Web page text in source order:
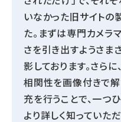
いなかった旧サイト
た。まずは専門カメラ
さを引き出すようさま
影しております。さら
相関性を画像付きで
充を行うことで、一つ
より詳しく知っていた